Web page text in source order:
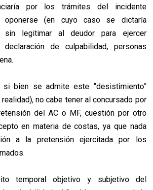
por los trámites del incidente
oponerse (en cuyo caso se dictaría
sin legitimar al deudor para ejercer
de culpabilidad, personas
bien se admite este “desistimiento”
realidad), no cabe tener al concursado por
del AC o MF, cuestión por otro
en materia de costas, ya que nada
a la pretensión ejercitada por los
temporal objetivo y subjetivo del